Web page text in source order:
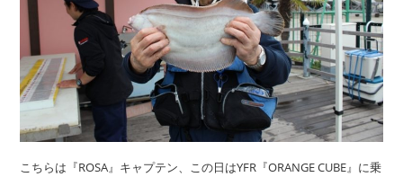
こちらは『ROSA』キャプテン、この日はYFR『ORANGE CUBE』に乗